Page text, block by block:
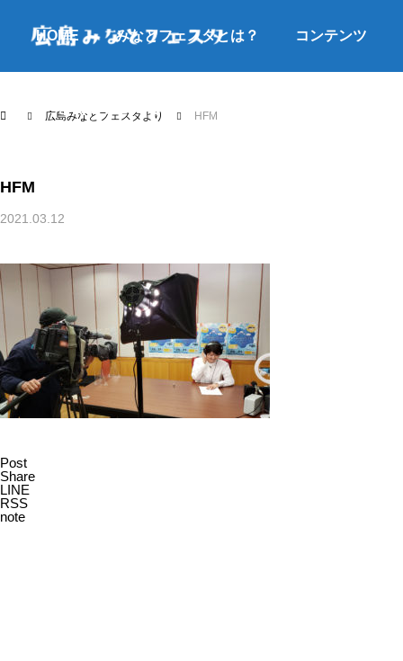
HOME みなとフェスタとは？ コンテンツ
よくあるご質問
広島みなとフェスタより HFM
HFM
2021.03.12
Post
Share
LINE
RSS
note